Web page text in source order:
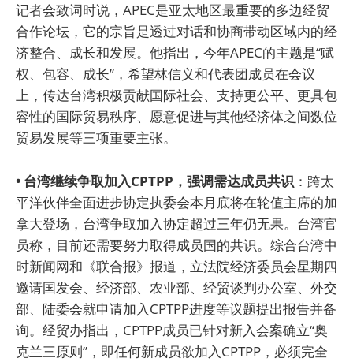
记者会致词时说，APEC是亚太地区最重要的多边经贸
合作论坛，它的宗旨是透过对话和协商带动区域内的经
济整合、成长和发展。他指出，今年APEC的主题是“赋
权、包容、成长”，希望林信义和代表团成员在会议
上，传达台湾积极贡献国际社会、支持更公平、更具包
容性的国际贸易秩序、愿意促进与其他经济体之间数位
贸易发展等三项重要主张。
• 台湾继续争取加入CPTPP，强调需达成员共识 ：跨太
平洋伙伴全面进步协定执委会本月底将在轮值主席的加
拿大登场，台湾争取加入协定超过三年仍无果。台湾官
员称，目前还需要努力取得成员国的共识。综合台湾中
时新闻网和《联合报》报道，立法院经济委员会星期四
邀请国发会、经济部、农业部、经贸谈判办公室、外交
部、陆委会就申请加入CPTPP进度等议题提出报告并备
询。经贸办指出，CPTPP成员已针对新入会案确立“奥
克兰三原则”，即任何新成员欲加入CPTPP，必须完全